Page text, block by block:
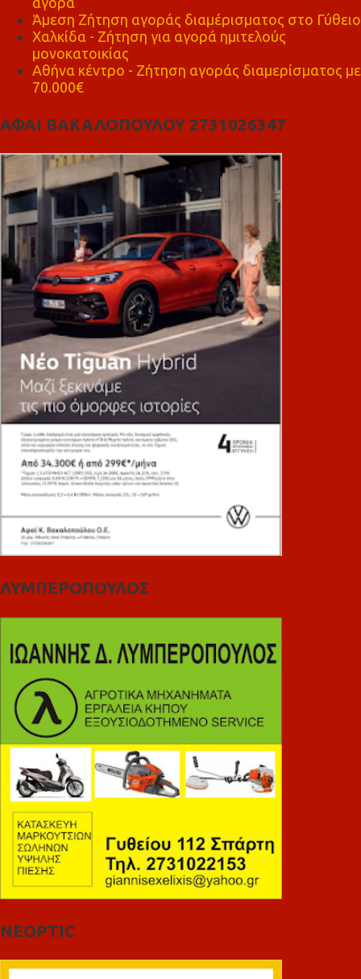
Άμεση Ζήτηση αγοράς διαμέρισματος στο Γύθειο
Χαλκίδα - Ζήτηση για αγορά ημιτελούς
μονοκατοικίας
Αθήνα κέντρο - Ζήτηση αγοράς διαμερίσματος με
70.000€
ΑΦΑΙ ΒΑΚΑΛΟΠΟΥΛΟΥ 2731026347
ΛΥΜΠΕΡΟΠΟΥΛΟΣ
NEOPTIC